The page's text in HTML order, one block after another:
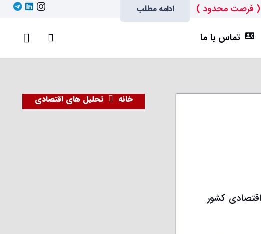
( فرصت محدود ) ادامه مطلب
contact_phone تماس با ما
کشور
خانه تحلیل های اقتصادی